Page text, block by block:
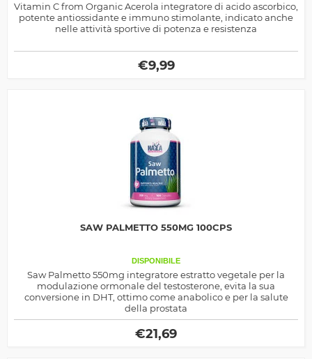
Vitamin C from Organic Acerola integratore di acido ascorbico,
potente antiossidante e immuno stimolante, indicato anche
nelle attività sportive di potenza e resistenza
€9,99
SAW PALMETTO 550MG 100CPS
DISPONIBILE
Saw Palmetto 550mg integratore estratto vegetale per la
modulazione ormonale del testosterone, evita la sua
conversione in DHT, ottimo come anabolico e per la salute
della prostata
€21,69